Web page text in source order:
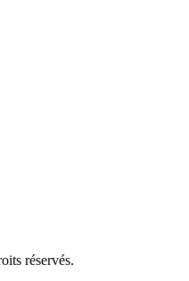
réservés.